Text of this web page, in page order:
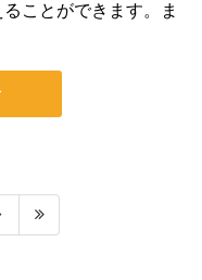
ことができます。ま